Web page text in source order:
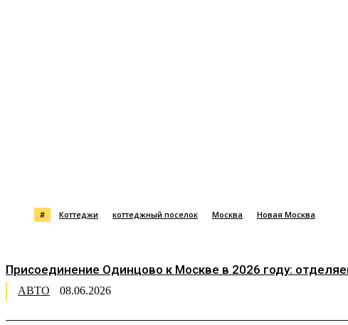
# Коттеджи коттеджный поселок Москва Новая Москва
Присоединение Одинцово к Москве в 2026 году:
АВТО 08.06.2026